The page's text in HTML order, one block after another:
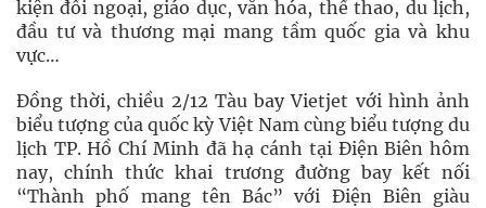
kiện đối ngoại, giáo dục, văn hóa, thể thao, du lịch,
đầu tư và thương mại mang tầm quốc gia và khu
vực…
Đồng thời, chiều 2/12 Tàu bay Vietjet với hình ảnh
biểu tượng của quốc kỳ Việt Nam cùng biểu tượng du
lịch TP. Hồ Chí Minh đã hạ cánh tại Điện Biên hôm
nay, chính thức khai trương đường bay kết nối
“Thành phố mang tên Bác” với Điện Biên giàu